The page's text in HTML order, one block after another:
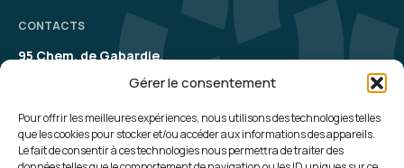
Gérer le consentement
Pour offrir les meilleures expériences, nous utilisons des technologies telles
que les cookies pour stocker et/ou accéder aux informations des appareils.
Le fait de consentir à ces technologies nous permettra de traiter des
CONTACTS
95 Chem. de Gabardie,
contact@aelion.com
UNE QUESTION, UN RENSEIGNEMENT ?